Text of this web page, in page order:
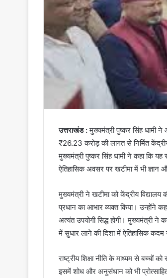
उत्तराखंड :मुख्यमंत्री पुष्कर सिंह धामी
₹26.23 करोड़ की लागत से निर्मित केंद्रीय
मुख्यमंत्री पुष्कर सिंह धामी ने कहा कि
ऐतिहासिक अवसर पर खटीमा में भी ज्ञान
मुख्यमंत्री ने खटीमा को केंद्रीय विद्यालय
प्रधान का आभार व्यक्त किया। उन्होंने
अत्यंत उपयोगी सिद्ध होगी। मुख्यमंत्री ने
में सुधार लाने की दिशा में ऐतिहासिक कदम
राष्ट्रीय शिक्षा नीति के माध्यम से बच्चों
इसमें शोध और अनुसंधान को भी